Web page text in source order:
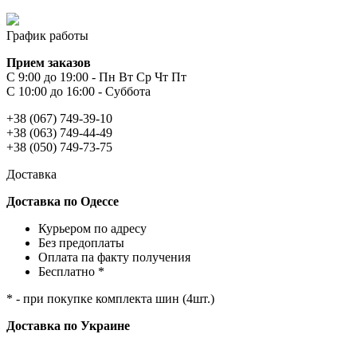
График работы
Прием заказов
С 9:00 до 19:00 - Пн Вт Ср Чт Пт
С 10:00 до 16:00 - Суббота
+38 (067) 749-39-10
+38 (063) 749-44-49
+38 (050) 749-73-75
Доставка
Доставка по Одессе
Курьером по адресу
Без предоплаты
Оплата па факту получения
Бесплатно *
* - при покупке комплекта шин (4шт.)
Доставка по Украине